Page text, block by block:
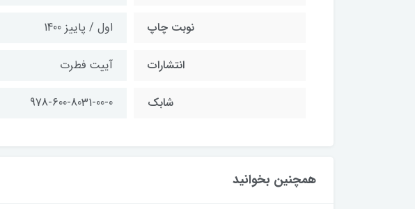
نوبت چاپ اول / پاییز 1400
انتشارات آییت فطرت
شابک 978-600-8031-00-0
همچنین بخوانید